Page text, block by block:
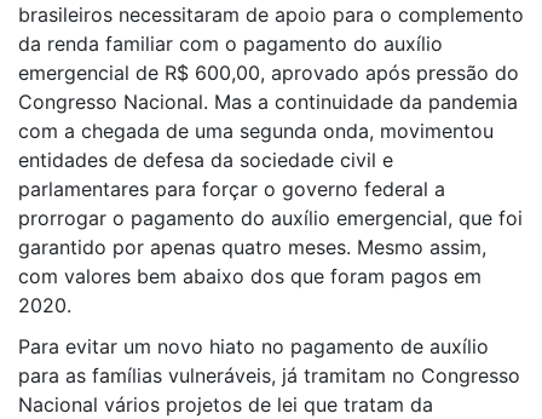
brasileiros necessitaram de apoio para o complemento
da renda familiar com o pagamento do auxílio
emergencial de R$ 600,00, aprovado após pressão do
Congresso Nacional. Mas a continuidade da pandemia
com a chegada de uma segunda onda, movimentou
entidades de defesa da sociedade civil e
parlamentares para forçar o governo federal a
prorrogar o pagamento do auxílio emergencial, que foi
garantido por apenas quatro meses. Mesmo assim,
com valores bem abaixo dos que foram pagos em
2020.
Para evitar um novo hiato no pagamento de auxílio
para as famílias vulneráveis, já tramitam no Congresso
Nacional vários projetos de lei que tratam da